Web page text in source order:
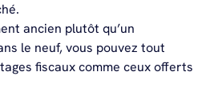
ancien plutôt qu’un
le neuf, vous pouvez tout
fiscaux comme ceux offerts